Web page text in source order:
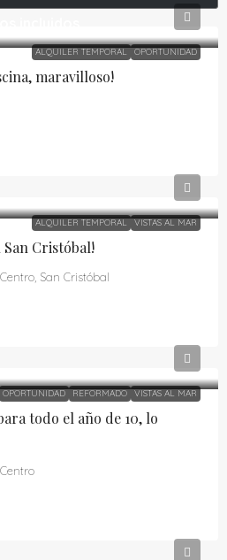
ALQUILER TEMPORAL OPORTUNIDAD
maravilloso!
ALQUILER TEMPORAL VISTAS AL MAR
San Cristóbal!
San Cristóbal
OPORTUNIDAD REFORMADO VISTAS AL MAR
todo el año de 10, lo